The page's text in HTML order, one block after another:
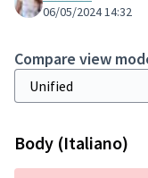
06/05/2024 14:32
Compare view
Body (Italiano)